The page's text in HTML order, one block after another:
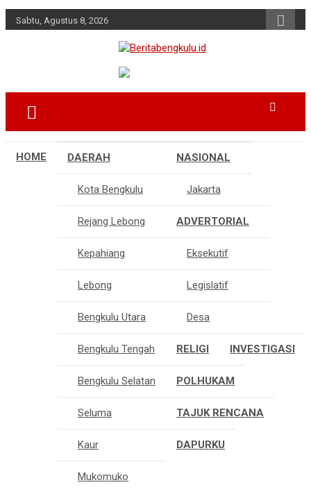
Skip
to
Sabtu, Agustus 8, 2026
Beritabengkulu.id
HOME DAERAH
Kota Bengkulu
Rejang Lebong
Kepahiang
Lebong
Bengkulu Utara
Bengkulu Tengah
Bengkulu Selatan
Seluma
Kaur
Mukomuko
NASIONAL
Jakarta
ADVERTORIAL
Eksekutif
Legislatif
Desa
RELIGI INVESTIGASI
POLHUKAM
TAJUK RENCANA
DAPURKU